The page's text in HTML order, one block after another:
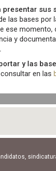
presentar sus
las bases por
ese momento,
y
y las
en las
,